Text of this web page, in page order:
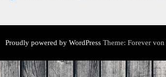
Proudly powered by WordPressTheme: Forever von